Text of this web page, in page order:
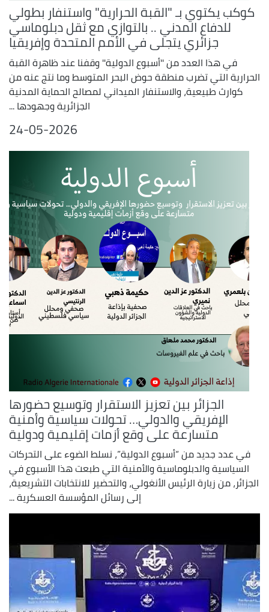
كوكب يكتوي بـ "القبة الحرارية" واستنفار بطولي
للدفاع المدني .. بالتوازي مع ثقل دبلوماسي
جزائري يتجلى في الأمم المتحدة وإفريقيا
في هذا العدد من ''أسبوع الدولية'' وقفنا عند ظاهرة القبة
الحرارية التي تضرب منطقة حوض البحر المتوسط وما نتج عنه من
كوارث طبيعية، والاستنفار الميداني لمصالح الحماية المدنية
الجزائرية وجهودها ...
24-05-2026
الجزائر بين تعزيز الاستقرار وتوسيع حضورها
الإفريقي والدولي… تحولات سياسية وأمنية
متسارعة على وقع أزمات إقليمية ودولية
في عدد جديد من “أسبوع الدولية”، نسلط الضوء على التحركات
السياسية والدبلوماسية والأمنية التي طبعت هذا الأسبوع في
الجزائر، من زيارة الرئيس الأنغولي، والتحضير للانتخابات التشريعية،
إلى رسائل المؤسسة العسكرية ...